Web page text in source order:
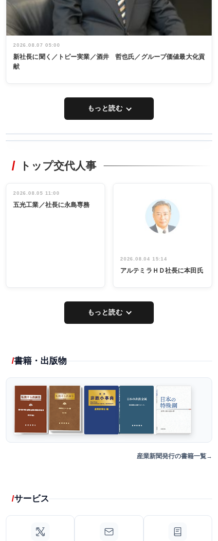
2026.08.07 05:00
新社長に聞く／トピー実業／酒井 哲也氏／グループ価値最大化貢
献
もっと読む
非鉄業界で
インタビュ
ー／社内ア
タックトレー
祝う 業界関
係者ら220人
出席
トップ交代人事
2026.08.05 11:00
五光工業／社長に永島専務
2026.08.04 15:14
アルテミラＨＤ社長に本田氏
もっと読む
書籍・出版物
産業新聞発行の書籍一覧
サービス